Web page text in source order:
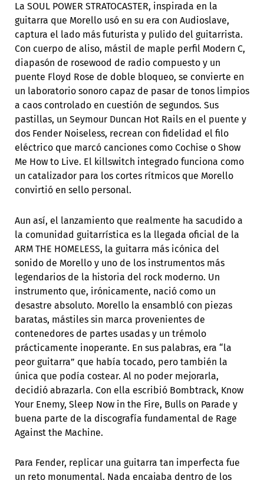
La SOUL POWER STRATOCASTER, inspirada en la
guitarra que Morello usó en su era con Audioslave,
captura el lado más futurista y pulido del guitarrista.
Con cuerpo de aliso, mástil de maple perfil Modern C,
diapasón de rosewood de radio compuesto y un
puente Floyd Rose de doble bloqueo, se convierte en
un laboratorio sonoro capaz de pasar de tonos limpios
a caos controlado en cuestión de segundos. Sus
pastillas, un Seymour Duncan Hot Rails en el puente y
dos Fender Noiseless, recrean con fidelidad el filo
eléctrico que marcó canciones como Cochise o Show
Me How to Live. El killswitch integrado funciona como
un catalizador para los cortes rítmicos que Morello
convirtió en sello personal.
Aun así, el lanzamiento que realmente ha sacudido a
la comunidad guitarrística es la llegada oficial de la
ARM THE HOMELESS, la guitarra más icónica del
sonido de Morello y uno de los instrumentos más
legendarios de la historia del rock moderno. Un
instrumento que, irónicamente, nació como un
desastre absoluto. Morello la ensambló con piezas
baratas, mástiles sin marca provenientes de
contenedores de partes usadas y un trémolo
prácticamente inoperante. En sus palabras, era “la
peor guitarra” que había tocado, pero también la
única que podía costear. Al no poder mejorarla,
decidió abrazarla. Con ella escribió Bombtrack, Know
Your Enemy, Sleep Now in the Fire, Bulls on Parade y
buena parte de la discografía fundamental de Rage
Against the Machine.
Para Fender, replicar una guitarra tan imperfecta fue
un reto monumental. Nada encajaba dentro de los